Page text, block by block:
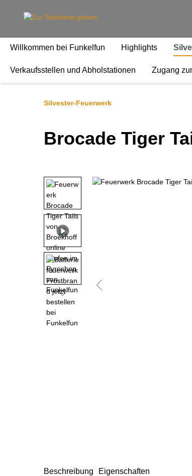
Willkommen bei Funkelfun
Highlights
Verkaufsstellen und Abholstationen Zugang
Silvester-Feuerwerk
Brocade Tiger
Bildergalerie überspringen
Beschreibung Eigenschaften